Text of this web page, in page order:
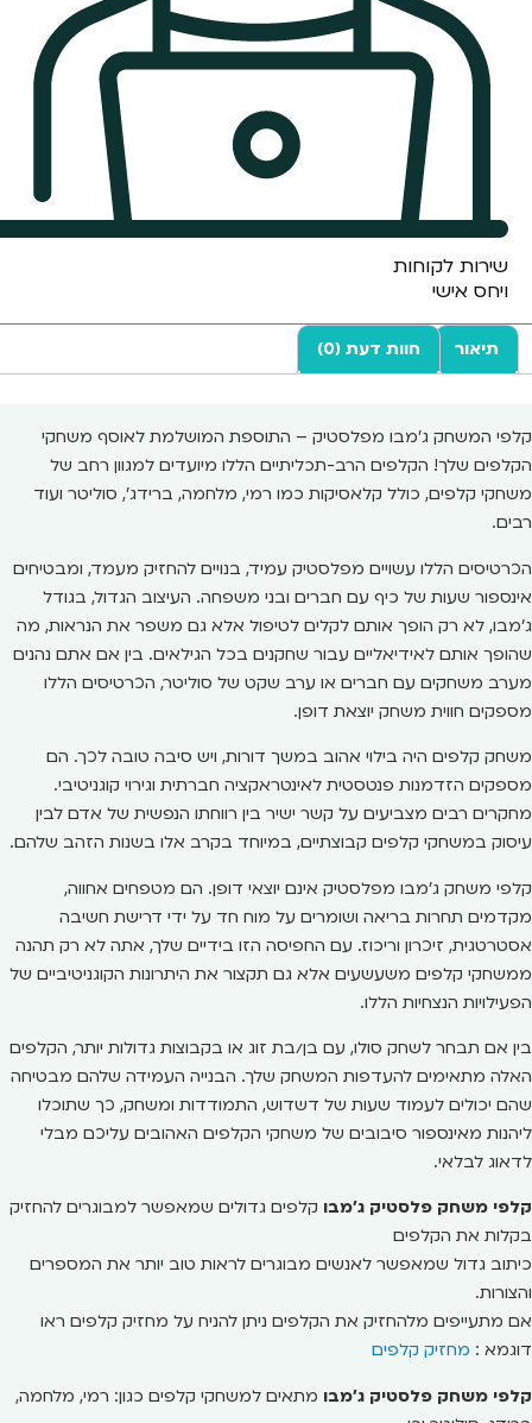
שירות לקוחות
ויחס אישי
תיאור חוות דעת (0)
קלפי המשחק ג'מבו מפלסטיק – התוספת המושלמת לאוסף משחקי
הקלפים שלך! הקלפים הרב-תכליתיים הללו מיועדים למגוון רחב של
משחקי קלפים, כולל קלאסיקות כמו רמי, מלחמה, ברידג', סוליטר ועוד
רבים.
הכרטיסים הללו עשויים מפלסטיק עמיד, בנויים להחזיק מעמד, ומבטיחים
אינספור שעות של כיף עם חברים ובני משפחה. העיצוב הגדול, בגודל
ג'מבו, לא רק הופך אותם לקלים לטיפול אלא גם משפר את הנראות, מה
שהופך אותם לאידיאליים עבור שחקנים בכל הגילאים. בין אם אתם נהנים
מערב משחקים עם חברים או ערב שקט של סוליטר, הכרטיסים הללו
מספקים חווית משחק יוצאת דופן.
משחק קלפים היה בילוי אהוב במשך דורות, ויש סיבה טובה לכך. הם
מספקים הזדמנות פנטסטית לאינטראקציה חברתית וגירוי קוגניטיבי.
מחקרים רבים מצביעים על קשר ישיר בין רווחתו הנפשית של אדם לבין
עיסוק במשחקי קלפים קבוצתיים, במיוחד בקרב אלו בשנות הזהב שלהם.
קלפי משחק ג'מבו מפלסטיק אינם יוצאי דופן. הם מטפחים אחווה,
מקדמים תחרות בריאה ושומרים על מוח חד על ידי דרישת חשיבה
אסטרטגית, זיכרון וריכוז. עם החפיסה הזו בידיים שלך, אתה לא רק תהנה
ממשחקי קלפים משעשעים אלא גם תקצור את היתרונות הקוגניטיביים של
הפעילויות הנצחיות הללו.
בין אם תבחר לשחק סולו, עם בן/בת זוג או בקבוצות גדולות יותר, הקלפים
האלה מתאימים להעדפות המשחק שלך. הבנייה העמידה שלהם מבטיחה
שהם יכולים לעמוד שעות של דשדוש, התמודדות ומשחק, כך שתוכלו
ליהנות מאינספור סיבובים של משחקי הקלפים האהובים עליכם מבלי
לדאוג לבלאי.
קלפי משחק פלסטיק ג'מבו קלפים גדולים שמאפשר למבוגרים להחזיק
בקלות את הקלפים
כיתוב גדול שמאפשר לאנשים מבוגרים לראות טוב יותר את המספרים
והצורות.
אם מתעייפים מלהחזיק את הקלפים ניתן להניח על מחזיק קלפים ראו
דוגמא : מחזיק קלפים
קלפי משחק פלסטיק ג'מבו מתאים למשחקי קלפים כגון: רמי, מלחמה,